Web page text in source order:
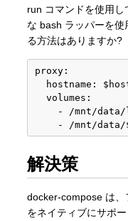
run コマンドを使用し
な bash ラッパーを
る方法はありますか?
proxy:
hostname:
  volumes:
- /mnt/
解決策
docker-compose は、
をネイティブにサポ